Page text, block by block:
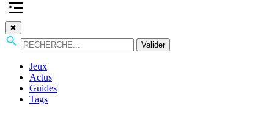
✖
Valider
Jeux
Actus
Guides
Tags